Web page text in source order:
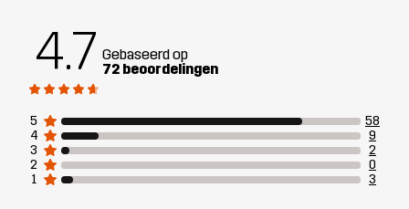
Membraan
Waterkolom: 20 000 mm
Duurzaamheid Details over gerecyclede materialen
lees hier
4.7 Gebaseerd op
72 beoordelingen
5
58
4
9
3
2
2
0
1
3